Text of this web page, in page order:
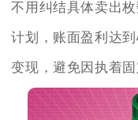
不用纠结具体卖出
计划，账面盈利达
变现，避免因执着